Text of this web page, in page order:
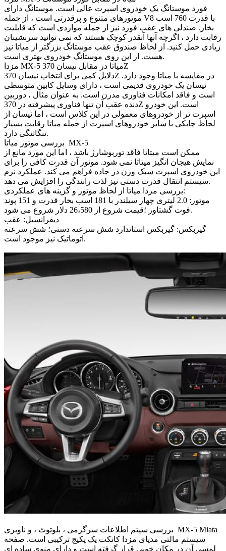
فورد موستانگ یک خودروی اسپرت عالی است. موستانگ دارای
موتورهای متنوع و پرقدرتی است ، از جمله V8 با قدرت 760 اسب
بخار. صندلی های عقب فورد نیز از جمله مواردی است که قابلیت
رقابت دارد ، اگرچه آنها آنقدر کوچک هستند که نمی توانید سرنشینان
زیادی حمل کنید. از لحاظ صندوق عقب موستانگ بزرگتر از میاتا نیز
هست. از این روی موستانگ خودروی بهتری است.
مزدا MX-5 میاتا در مقابل نیسان 370Z
دلایل کمی برای انتخاب نیسان 370Z در مقایسه با میاتا وجود دارد.
نیسان یک خودروی قدیمی است ، دارای وسایل کابین متوسطی
است و فاقد امکانات فناوری مدرن است. به عنوان مثال ، دوربین
دنده عقب آن تنها فناوری پیشرفته در 370Z است. این خودرو
اسپرت تر از خودروهای معمولی در این کلاس است ، اما نیسان از
لحاظ چابکی با سایر خودروهای اسپرت از جمله میاتا رقابت بسیار
تنگاتنگی دارد.
بررسی موتور میاتا MX-5
ممکن است میتاتا فاقد توربوشارژ باشد ، اما این مورد مانع از
نمایش هیجان انگیز میتاتا نمی شود. موتور آن قدرت کافی را برای
این خودروی اسپرت سبک وزن در جاده فراهم می کند. عملکرد نرم
سیستم انتقال قدرت دستی نیز لذت رانندگی را افزایش می دهد.
بررسی مزدا میاتا از لحاظ موتور و گزینه های عملکردی:
موتور: 2.0 لیتری چهار سیلندر با 181 اسب بخار قدرت و 151 پوند
فوت گشتاور ؛قیمت شروع از 26،580 دلار شروع می شود.
دیفرانسیل: عقب
گیربکس: گیربکس استاندارد شش سرعته دستی؛ شش سرعته
اتوماتیک نیز موجود است.
بررسی سیتم اطلاعات سرگرمی ، بلوتوث ، و ناوبری MX-5 Miata
سیستم مالتی مدیای مزدا کانکت یک پکیج ترکیبی است. صفحه
لمسی آن در مکان خوبی قرار گرفته است و دارای منوی ساده ای